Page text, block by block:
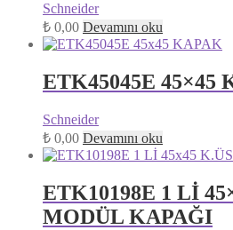
Schneider
₺ 0,00 Devamını oku
ETK45045E 45×45
Schneider
₺ 0,00 Devamını oku
ETK10198E 1 Lİ
MODÜL KAPAĞI